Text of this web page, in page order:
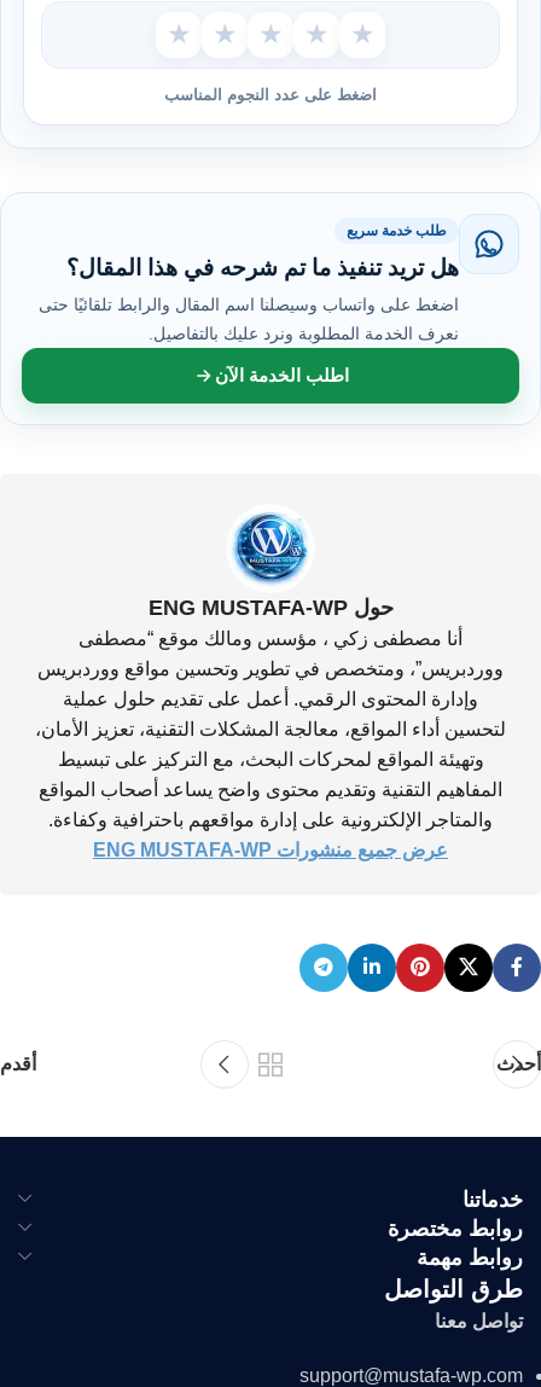
★ ★ ★ ★ ★
اضغط على عدد النجوم المناسب
طلب خدمة سريع
هل تريد تنفيذ ما تم شرحه في هذا المقال؟
اضغط على واتساب وسيصلنا اسم المقال والرابط تلقائيًا حتى
نعرف الخدمة المطلوبة ونرد عليك بالتفاصيل.
اطلب الخدمة الآن
حول ENG MUSTAFA-WP
أنا مصطفى زكي ، مؤسس ومالك موقع “مصطفى
ووردبريس”، ومتخصص في تطوير وتحسين مواقع ووردبريس
وإدارة المحتوى الرقمي. أعمل على تقديم حلول عملية
لتحسين أداء المواقع، معالجة المشكلات التقنية، تعزيز الأمان،
وتهيئة المواقع لمحركات البحث، مع التركيز على تبسيط
المفاهيم التقنية وتقديم محتوى واضح يساعد أصحاب المواقع
والمتاجر الإلكترونية على إدارة مواقعهم باحترافية وكفاءة.
عرض جميع منشورات ENG MUSTAFA-WP
أحدث أقدم
خدماتنا
روابط مختصرة
روابط مهمة
طرق التواصل
تواصل معنا
support@mustafa-wp.com